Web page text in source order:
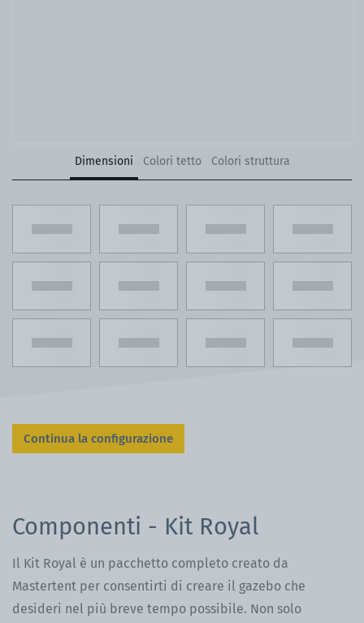
Dimensioni Colori tetto Colori struttura
Continua la configurazione
Componenti - Kit Royal
Il Kit Royal è un pacchetto completo creato da
Mastertent per consentirti di creare il gazebo che
desideri nel più breve tempo possibile. Non solo